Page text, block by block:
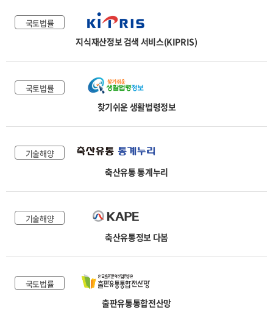
국토법률
지식재산정보 검색 서비스(KIPRIS)
국토법률
찾기쉬운 생활법령정보
기술해양
축산유통 통계누리
기술해양
축산유통정보 다봄
국토법률
출판유통통합전산망